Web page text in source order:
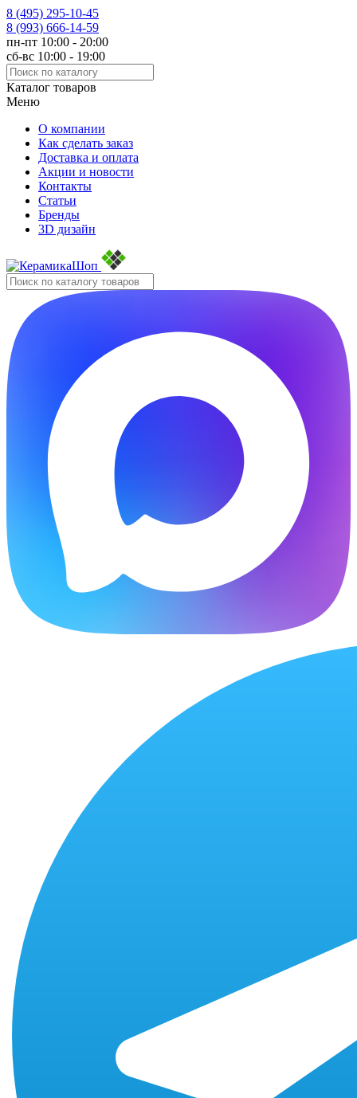
8 (495) 295-10-45
8 (993) 666-14-59
пн-пт 10:00 - 20:00
сб-вс 10:00 - 19:00
Каталог товаров
Меню
О компании
Как сделать заказ
Доставка и оплата
Акции и новости
Контакты
Статьи
Бренды
3D дизайн